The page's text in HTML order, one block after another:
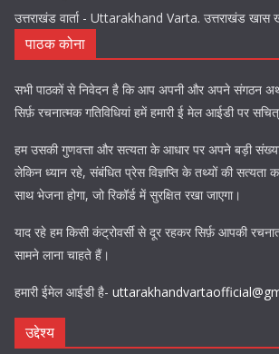
उत्तराखंड वार्ता - Uttarakhand Varta. उत्तराखंड खास
पाठक कोना
सभी पाठकों से निवेदन है कि आप अपनी और अपने संगठन
सिर्फ़ रचनात्मक गतिविधियां हमें हमारी ई मेल आईडी पर
हम उसकी गुणवत्ता और सत्यता के आधार पर अपने बड़ी
लेकिन ध्यान रहे, संबंधित प्रेस विज्ञप्ति के तथ्यों की
साथ भेजना होगा, जो रिकॉर्ड में सुरक्षित रखा जाएगा।
याद रहे हम किसी कंट्रोवर्सी से दूर रहकर सिर्फ़ आपकी
सामने लाना चाहते हैं।
हमारी ईमेल आईडी है-
उद्देश्य